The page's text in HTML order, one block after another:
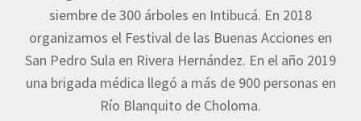
siembre de 300 árboles en Intibucá. En 2018
organizamos el Festival de las Buenas Acciones en
San Pedro Sula en Rivera Hernández. En el año 2019
una brigada médica llegó a más de 900 personas en
Río Blanquito de Choloma.